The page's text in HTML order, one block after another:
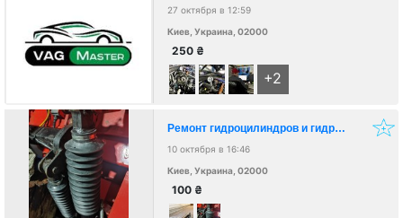
27 октября в 12:59
Киев, Украина, 02000
250 ₴
+2
Ремонт гидроцилиндров и гидравлики гидробортов в Киеве
10 октября в 16:46
Киев, Украина, 02000
100 ₴